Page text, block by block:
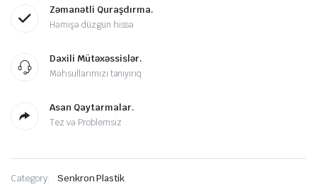
Zəmanətli Quraşdırma.
Həmişə düzgün hissə
Daxili Mütəxəssislər.
Məhsullarımızı tanıyırıq
Asan Qaytarmalar.
Tez və Problemsiz
Category: Senkron Plastik